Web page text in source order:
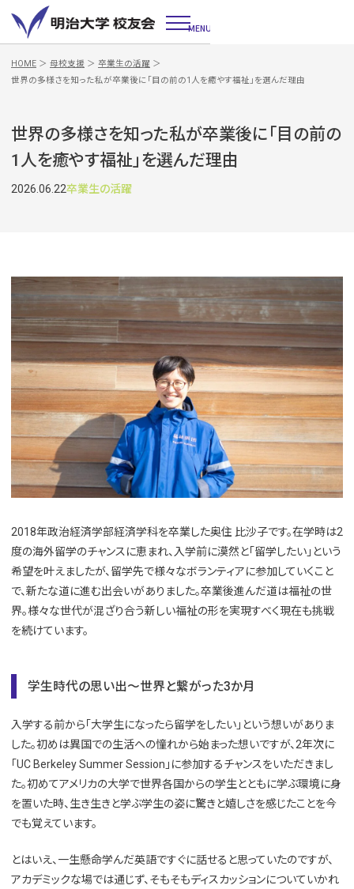
MENU
HOME ＞ 母校支援 ＞ 卒業生の活躍 ＞
世界の多様さを知った私が卒業後に「目の前の1人を癒やす福祉」を選んだ理由
世界の多様さを知った私が卒業後に「目の前の
1人を癒やす福祉」を選んだ理由
2026.06.22卒業生の活躍
2018年政治経済学部経済学科を卒業した奥住 比沙子です。在学時は2
度の海外留学のチャンスに恵まれ、入学前に漠然と「留学したい」という
希望を叶えましたが、留学先で様々なボランティアに参加していくこと
で、新たな道に進む出会いがありました。卒業後進んだ道は福祉の世
界。様々な世代が混ざり合う新しい福祉の形を実現すべく現在も挑戦
を続けています。
学生時代の思い出～世界と繋がった3か月
入学する前から「大学生になったら留学をしたい」という想いがありま
した。初めは異国での生活への憧れから始まった想いですが、2年次に
「UC Berkeley Summer Session」に参加するチャンスをいただきまし
た。初めてアメリカの大学で世界各国からの学生とともに学ぶ環境に身
を置いた時、生き生きと学ぶ学生の姿に驚きと嬉しさを感じたことを今
でも覚えています。
とはいえ、一生懸命学んだ英語ですぐに話せると思っていたのですが、
アカデミックな場では通じず、そもそもディスカッションについていかれ